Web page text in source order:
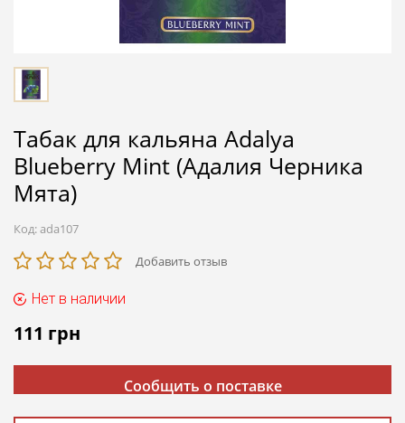
Табак для кальяна Adalya
Blueberry Mint (Адалия Черника
Мята)
Код:ada107
Добавить отзыв
Нет в наличии
111 грн
Сообщить о поставке